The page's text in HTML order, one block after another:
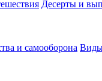
Десерты и
и самооборона